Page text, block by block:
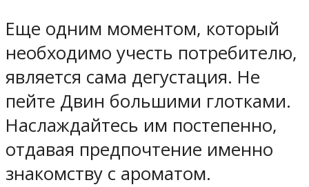
Еще одним моментом, который
необходимо учесть потребителю,
является сама дегустация. Не
пейте Двин большими глотками.
Наслаждайтесь им постепенно,
отдавая предпочтение именно
знакомству с ароматом.